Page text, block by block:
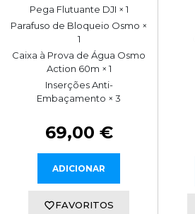
Pega Flutuante DJI × 1
Parafuso de Bloqueio Osmo ×
1
Caixa à Prova de Água Osmo
Action 60m × 1
Inserções Anti-
Embaçamento × 3
69,00 €
ADICIONAR
FAVORITOS